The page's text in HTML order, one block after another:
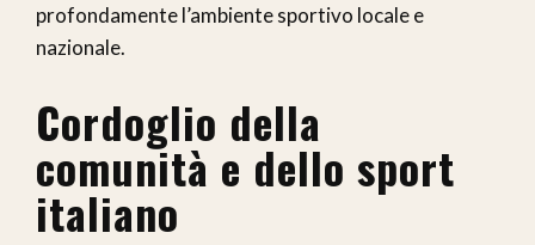
profondamente l’ambiente sportivo locale e
nazionale.
Cordoglio della
comunità e dello sport
italiano